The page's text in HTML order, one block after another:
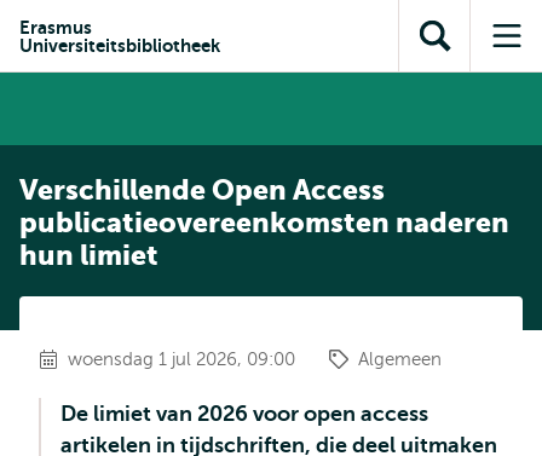
inhoud
Direct naar
subnavigatie
Erasmus
Universiteitsbibliotheek
Toon
zoekveld
Verschillende Open Access
publicatieovereenkomsten naderen
hun limiet
woensdag 1 jul 2026, 09:00 Algemeen
De limiet van 2026 voor open access
artikelen in tijdschriften, die deel uitmaken